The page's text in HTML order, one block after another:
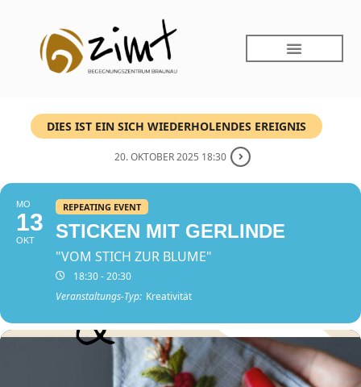
DIES IST EIN SICH WIEDERHOLENDES EREIGNIS
20. OKTOBER 2025 18:30
MO
13
OKT
REPEATING EVENT
STICKEN MIT GERLINDE
"VOM STICH ZUR BLUME"
18:30 - 20:30
Veranstaltungs-Typ: Kreativität